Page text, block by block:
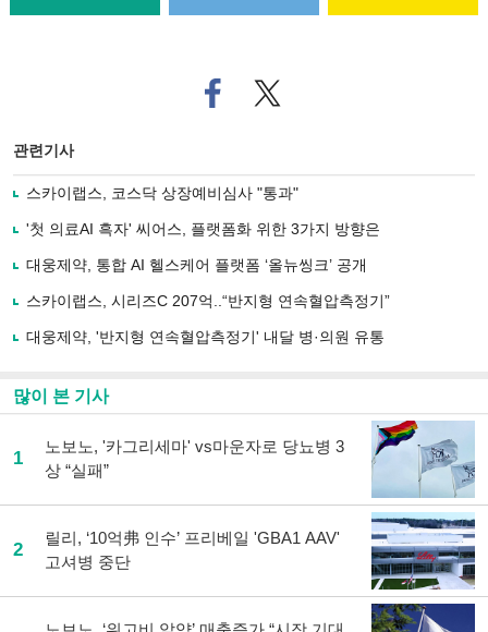
페
이
로
기
사
유
기
트위
터로
관련기사
스카이랩스, 코스닥 상장예비심사 "통과"
'첫 의료AI 흑자' 씨어스, 플랫폼화 위한 3가지 방향은
대웅제약, 통합 AI 헬스케어 플랫폼 ‘올뉴씽크’ 공개
스카이랩스, 시리즈C 207억..“반지형 연속혈압측정기”
대웅제약, '반지형 연속혈압측정기' 내달 병·의원 유통
많이 본 기사
1
노보노, '카그리세마' vs마운자로 당뇨병 3
상 “실패”
2
릴리, ‘10억弗 인수’ 프리베일 'GBA1 AAV'
고셔병 중단